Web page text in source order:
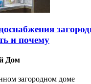
и почему
Дом
загородном доме